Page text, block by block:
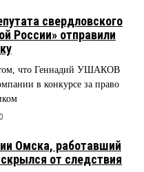
свердловского
России» отправили
что Геннадий УШАКОВ
в конкурсе за право
Омска, работавший
от следствия